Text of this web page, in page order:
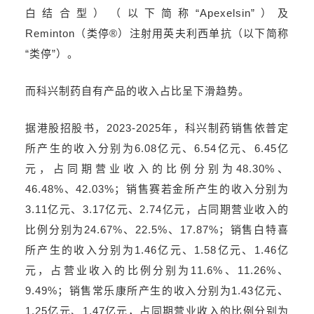
白结合型）（以下简称“Apexelsin”）及
Reminton（类停®）注射用英夫利西单抗（以下简称
“类停”）。
而科兴制药自有产品的收入占比呈下滑趋势。
据港股招股书，2023-2025年，科兴制药销售依普定
所产生的收入分别为6.08亿元、6.54亿元、6.45亿
元，占同期营业收入的比例分别为48.30%、
46.48%、42.03%；销售赛若金所产生的收入分别为
3.11亿元、3.17亿元、2.74亿元，占同期营业收入的
比例分别为24.67%、22.5%、17.87%；销售白特喜
所产生的收入分别为1.46亿元、1.58亿元、1.46亿
元，占营业收入的比例分别为11.6%、11.26%、
9.49%；销售常乐康所产生的收入分别为1.43亿元、
1.25亿元、1.47亿元，占同期营业收入的比例分别为